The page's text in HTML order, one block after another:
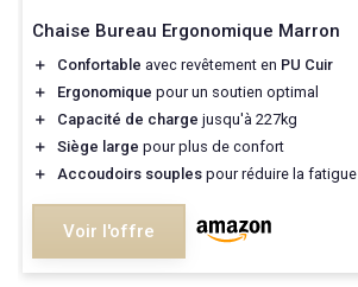
Chaise Bureau Ergonomique Marron
＋ Confortable avec revêtement en PU Cuir
＋
Ergonomique pour un soutien optimal
＋
Capacité de charge jusqu'à 227kg
＋
Siège large pour plus de confort
＋
Accoudoirs souples pour réduire la fatigue
Voir l'offre